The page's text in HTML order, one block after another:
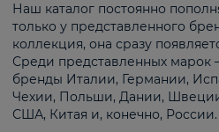
Наш каталог постоянно
только у представленного
коллекция, она сразу
Среди представленных
бренды Италии, Германии,
Чехии, Польши, Дании,
США, Китая и, конечно, России.